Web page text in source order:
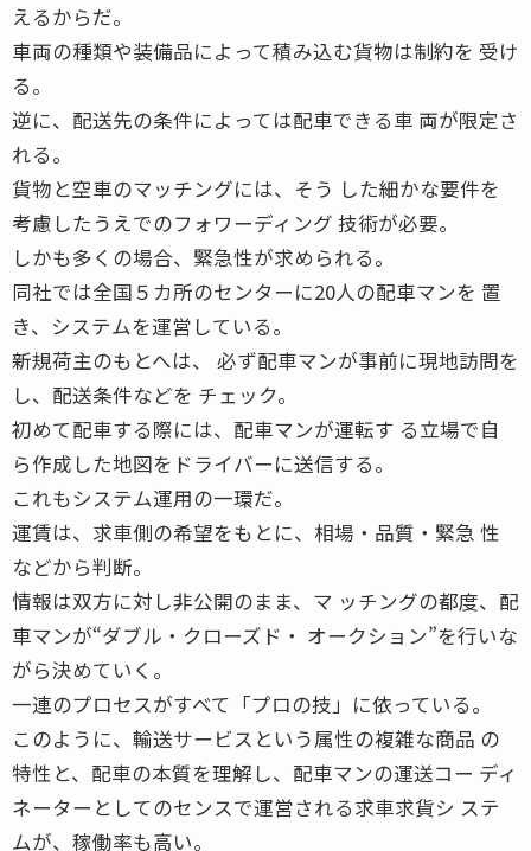
えるからだ。
車両の種類や装備品によって積み込む貨物は制約を 受け
る。
逆に、配送先の条件によっては配車できる車 両が限定さ
れる。
貨物と空車のマッチングには、そう した細かな要件を
考慮したうえでのフォワーディング 技術が必要。
しかも多くの場合、緊急性が求められる。
同社では全国５カ所のセンターに20人の配車マンを 置
き、システムを運営している。
新規荷主のもとへは、 必ず配車マンが事前に現地訪問を
し、配送条件などを チェック。
初めて配車する際には、配車マンが運転す る立場で自
ら作成した地図をドライバーに送信する。
これもシステム運用の一環だ。
運賃は、求車側の希望をもとに、相場・品質・緊急 性
などから判断。
情報は双方に対し非公開のまま、マ ッチングの都度、配
車マンが“ダブル・クローズド・ オークション”を行いな
がら決めていく。
一連のプロセスがすべて「プロの技」に依っている。
このように、輸送サービスという属性の複雑な商品 の
特性と、配車の本質を理解し、配車マンの運送コー ディ
ネーターとしてのセンスで運営される求車求貨シ ステ
ムが、稼働率も高い。